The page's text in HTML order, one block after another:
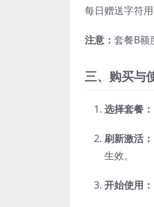
每日赠送字符
注意： 套餐B额
三、购买与
选择套餐：
刷新激活：
生效。
开始使用：